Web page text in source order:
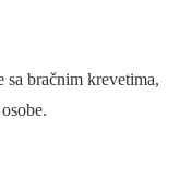
sa bračnim krevetima,